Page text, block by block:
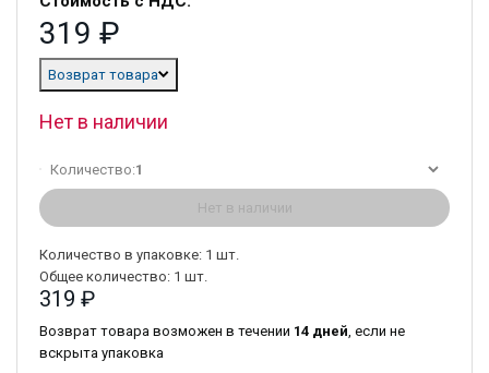
319 ₽
Возврат товара
Нет в наличии
Количество:1
Нет в наличии
Количество в упаковке: 1 шт.
Общее количество: 1 шт.
319 ₽
Возврат товара возможен в течении 14 дней , если не
вскрыта упаковка